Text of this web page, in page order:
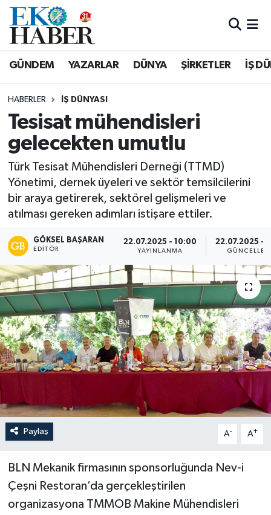
GÜNDEM YAZARLAR DÜNYA ŞİRKETLER İŞ
HABERLER İŞ DÜNYASI
Tesisat mühendisleri
gelecekten umutlu
Türk Tesisat Mühendisleri Derneği (TTMD)
Yönetimi, dernek üyeleri ve sektör temsilcilerini
bir araya getirerek, sektörel gelişmeleri ve
atılması gereken adımları istişare ettiler.
GÖKSEL BAŞARAN
EDITÖR
22.07.2025 - 10:00
YAYINLANMA
22.07.2025 -
Paylaş A- A+
BLN Mekanik firmasının sponsorluğunda Nev-i
Çeşni Restoran’da gerçekleştirilen
organizasyona TMMOB Makine Mühendisleri
Hava Durumu
Tüm Manşetler
Son Dakika Haberleri
Haber Arşivi